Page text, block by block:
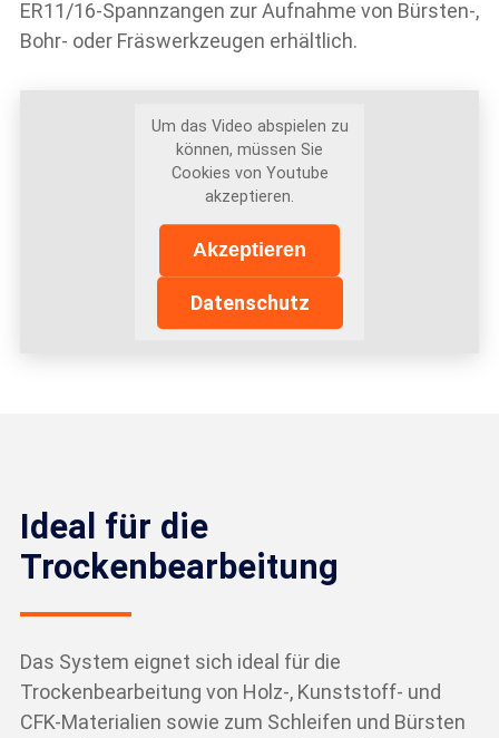
ER11/16-Spannzangen zur Aufnahme von Bürsten-,
Bohr- oder Fräswerkzeugen erhältlich.
Um das Video abspielen zu
können, müssen Sie
Cookies von Youtube
akzeptieren.
Akzeptieren
Datenschutz
Ideal für die
Trockenbearbeitung
Das System eignet sich ideal für die
Trockenbearbeitung von Holz-, Kunststoff- und
CFK-Materialien sowie zum Schleifen und Bürsten